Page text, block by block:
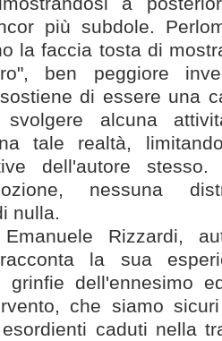
più subdole.
la faccia tosta di
ben peggiore
di essere una
alcuna
tale realtà,
dell'autore
nessuna
nulla.
Rizzardi,
la sua
grinfie dell'ennesimo
che siamo
caduti nella